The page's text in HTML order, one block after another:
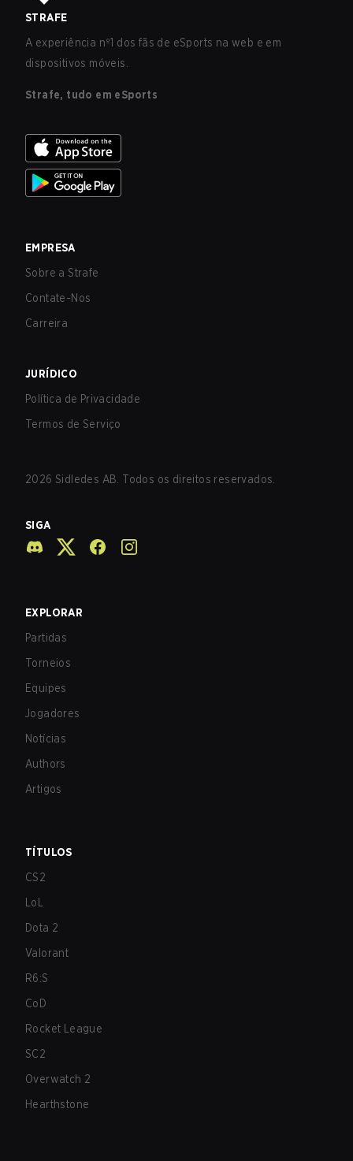
STRAFE
A experiência nº1 dos fãs de eSports na web e em
dispositivos móveis.
Strafe, tudo em eSports
EMPRESA
Sobre a Strafe
Contate-Nos
Carreira
JURÍDICO
Política de Privacidade
Termos de Serviço
2026 Sidledes AB. Todos os direitos reservados.
SIGA
EXPLORAR
Partidas
Torneios
Equipes
Jogadores
Notícias
Authors
Artigos
TÍTULOS
CS2
LoL
Dota 2
Valorant
R6:S
CoD
Rocket League
SC2
Overwatch 2
Hearthstone